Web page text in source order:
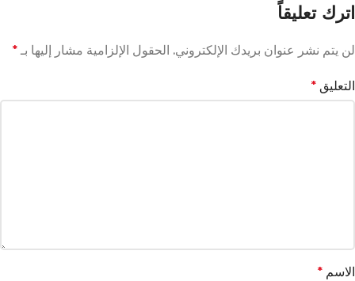
اترك تعليقاً
لن يتم نشر عنوان بريدك الإلكتروني. الحقول الإلزامية مشار إليها بـ *
التعليق *
الاسم *